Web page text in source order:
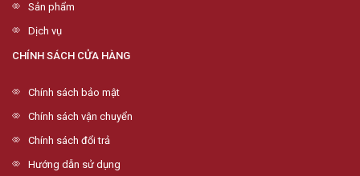
Sản phẩm
Dịch vụ
CHÍNH SÁCH CỬA HÀNG
Chính sách bảo mật
Chính sách vận chuyển
Chính sách đổi trả
Hướng dẫn sử dụng